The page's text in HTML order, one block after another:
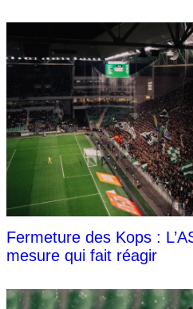
Fermeture des Kops :
mesure qui fait réagir